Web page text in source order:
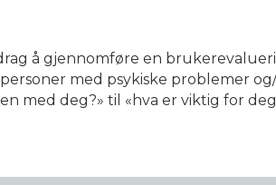
å gjennomføre en
med psykiske problemer
med deg?» til «hva er viktig for